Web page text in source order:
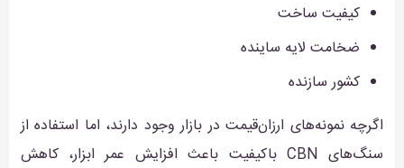
کیفیت ساخت
ضخامت لایه ساینده
کشور سازنده
اگرچه نمونه‌های ارزان‌قیمت در بازار وجود دارند، اما استفاده از
سنگ‌های CBN باکیفیت باعث افزایش عمر ابزار، کاهش